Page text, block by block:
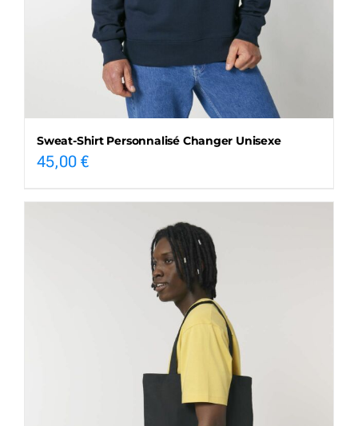
Sweat-Shirt Personnalisé Changer Unisexe
45,00€